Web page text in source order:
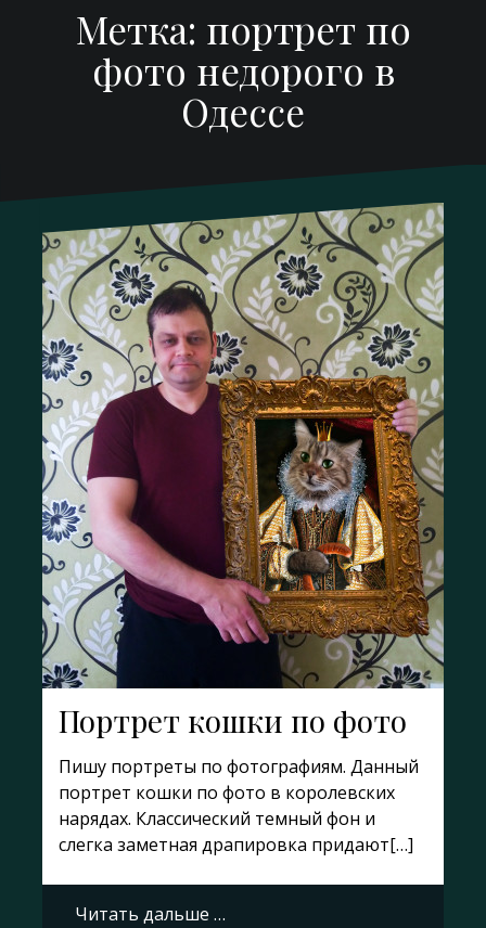
Метка: портрет по
фото недорого в
Одессе
Портрет кошки по фото
Пишу портреты по фотографиям. Данный
портрет кошки по фото в королевских
нарядах. Классический темный фон и
слегка заметная драпировка придают[…]
Читать дальше …